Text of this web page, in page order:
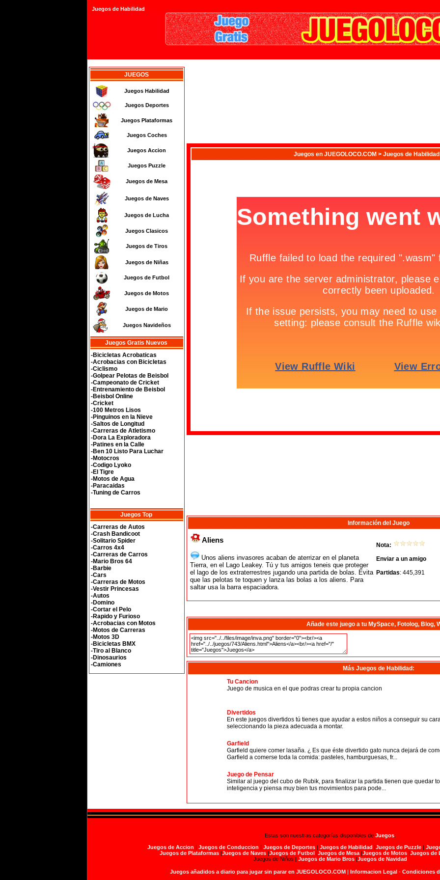
Juegos de Habilidad
JUEGOS
Juegos Habilidad
Juegos Deportes
Juegos Plataformas
Juegos Coches
Juegos Accion
Juegos Puzzle
Juegos de Mesa
Juegos de Naves
Juegos de Lucha
Juegos Clasicos
Juegos de Tiros
Juegos de Niñas
Juegos de Futbol
Juegos de Motos
Juegos de Mario
Juegos Navideños
Juegos Gratis Nuevos
-Bicicletas Acrobaticas
-Acrobacias con Bicicletas
-Ciclismo
-Golpear Pelotas de Beisbol
-Campeonato de Cricket
-Entrenamiento de Beisbol
-Beisbol Online
-Cricket
-100 Metros Lisos
-Pinguinos en la Nieve
-Saltos de Longitud
-Carreras de Atletismo
-Dora La Exploradora
-Patines en la Calle
-Ben 10 Listo Para Luchar
-Motocros
-Codigo Lyoko
-El Tigre
-Motos de Agua
-Paracaidas
-Tuning de Carros
Juegos Top
-Carreras de Autos
-Crash Bandicoot
-Solitario Spider
-Carros 4x4
-Carreras de Carros
-Mario Bros 64
-Barbie
-Cars
-Carreras de Motos
-Vestir Princesas
-Autos
-Domino
-Cortar el Pelo
-Rapido y Furioso
-Acrobacias con Motos
-Motos de Carreras
-Motos 3D
-Bicicletas BMX
-Tiro al Blanco
-Dinosaurios
-Camiones
Juegos en JUEGOLOCO.COM > Juegos de Habilidad
Información del Juego
Aliens
Unos aliens invasores acaban de aterrizar en el planeta
Tierra, en el Lago Leakey. Tú y tus amigos teneis que proteger
el lago de los extraterrestres jugando una partida de bolas. Evita
que las pelotas te toquen y lanza las bolas a los aliens. Para
saltar usa la barra espaciadora.
Nota:
Enviar a un amigo
Partidas: 445,391
Añade este juego a tu MySpace, Fotolog, Blog,
Más Juegos de Habilidad :
Tu Cancion
Juego de musica en el que podras crear tu propia cancion
Divertidos
En este juegos divertidos tú tienes que ayudar a estos niños a conseguir su
seleccionando la pieza adecuada a montar.
Garfield
Garfield quiere comer lasaña. ¿ Es que éste divertido gato nunca dejará de
Garfield a comerse toda la comida: pasteles, hamburguesas, fr...
Juego de Pensar
Similar al juego del cubo de Rubik, para finalizar la partida tienen que quedar
inteligencia y piensa muy bien tus movimientos para pode...
Estas son nuestras categorías disponibles de Juegos:
Juegos de Accion | Juegos de Conduccion | Juegos de Deportes| Juegos de Habilidad |Juegos de Puzzle|
Juegos de Plataformas|Juegos de Naves|Juegos de Futbol|Juegos de Mesa|Juegos de Motos|Juegos de
Juegos de Niños | Juegos de Mario Bros|Juegos de Navidad
Juegos añadidos a diario para jugar sin parar en JUEGOLOCO.COM | Informacion Legal - Condiciones